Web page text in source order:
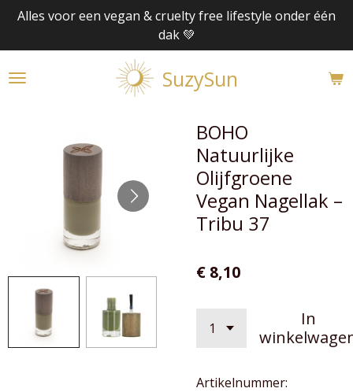
Ga
naar
de
SuzySun
Alles voor een vegan & cruelty free lifestyle onder één
dak 💚
BOHO
Natuurlijke
Olijfgroene
Vegan Nagellak –
Tribu 37
€ 8,10
In
Artikelnummer: